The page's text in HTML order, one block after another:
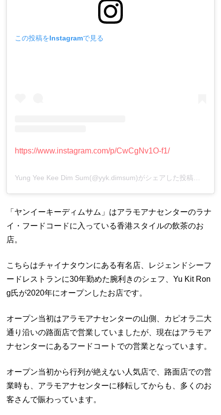
この投稿をInstagramで見る
https://www.instagram.com/p/CwCgNv1O-f1/
「ヤンイーキーディムサム」はアラモアナセンターのラナ
イ・フードコードに入っている香港スタイルの飲茶のお
店。
こちらはチャイナタウンにある有名店、レジェンドシーフ
ードレストランに30年勤めた腕利きのシェフ、Yu Kit Ron
g氏が2020年にオープンしたお店です。
オープン当初はアラモアナセンターの山側、カピオラ二大
通り沿いの路面店で営業していましたが、現在はアラモア
ナセンターにあるフードコートでの営業となっています。
オープン当初から行列が絶えない人気店で、路面店での営
業時も、アラモアナセンターに移転してからも、多くのお
客さんで賑わっています。